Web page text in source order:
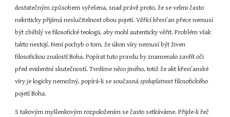
dostatečným způsobem vyřešena, snad právě proto, že se velmi často
nekriticky přijímá neslučitelnost obou pojetí. Věřící křesťan přece nemusí
být zběhlý ve filosofické teologii, aby mohl autenticky věřit. Problém však
takto nestojí. Není pochyb o tom, že úkon víry nemusí být živen
filosofickou znalostí Boha. Popírat tuto pravdu by znamenalo zavřít oči
před evidentní skutečností. Tvrdíme něco jiného, totiž že akt křesťanské
víry je logicky nemožný, popírá-li se současná spoluplatnost filosofického
pojetí Boha.
S takovým myšlenkovým rozpoložením se často setkáváme. Přijde-li řeč